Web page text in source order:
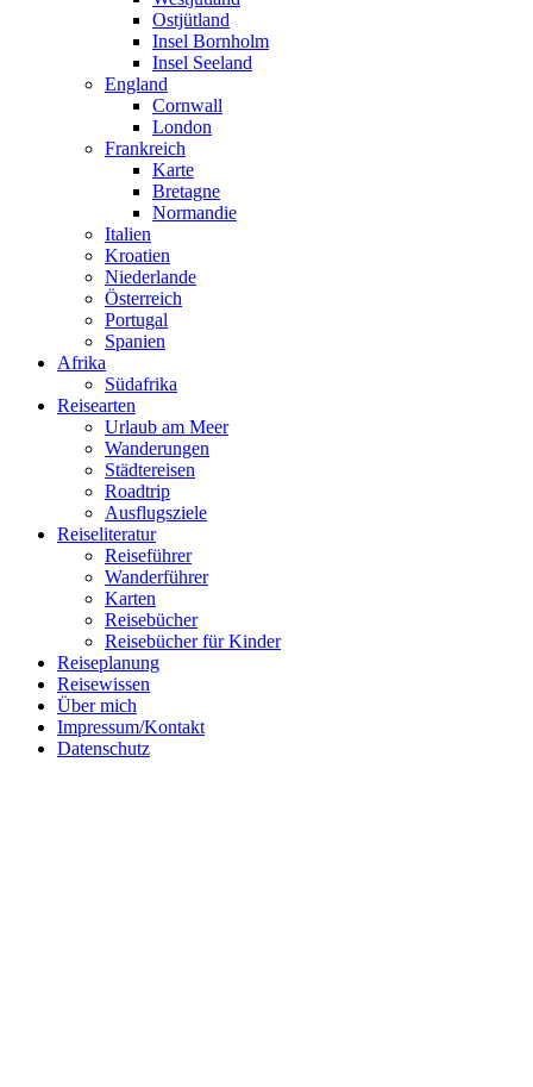
Follow me on Instagram
Ostjütland
Insel Bornholm
Insel Seeland
England
Cornwall
London
Frankreich
Karte
Bretagne
Normandie
Italien
Kroatien
Niederlande
Österreich
Portugal
Spanien
Afrika
Südafrika
Reisearten
Urlaub am Meer
Wanderungen
Städtereisen
Roadtrip
Ausflugsziele
Reiseliteratur
Reiseführer
Wanderführer
Karten
Reisebücher
Reisebücher für Kinder
Reiseplanung
Reisewissen
Über mich
Impressum/Kontakt
Datenschutz